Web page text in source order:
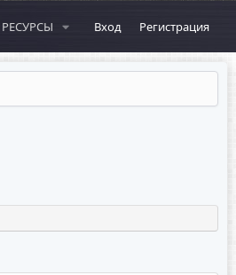
РЕСУРСЫ Вход Регистрация